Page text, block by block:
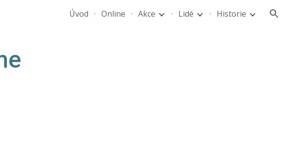
Skip to navigationÚvod Online Akce Lidé Historie